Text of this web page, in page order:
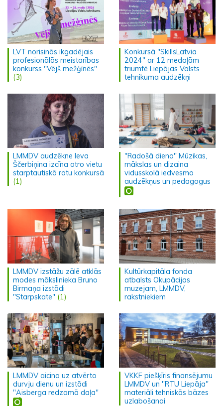
LVT norisinās ikgadējais
profesionālās meistarības
konkurss "Vējš mežģīnēs"
(3)
Konkursā "SkillsLatvia
2024" ar 12 medaļām
triumfē Liepājas Valsts
tehnikuma audzēkņi
LMMDV audzēkne Ieva
Ščerbiņina izcīna otro vietu
starptautiskā rotu konkursā
(1)
"Radošā diena" Mūzikas,
mākslas un dizaina
vidusskolā iedvesmo
audzēkņus un pedagogus
LMMDV izstāžu zālē atklās
modes mākslinieka Bruno
Birmaņa izstādi
"Starpskate" (1)
Kultūrkapitāla fonda
atbalsts Okupācijas
muzejam, LMMDV,
rakstniekiem
LMMDV aicina uz atvērto
durvju dienu un izstādi
"Aisberga redzamā daļa"
VKKF piešķīris finansējumu
LMMDV un "RTU Liepāja"
materiāli tehniskās bāzes
uzlabošanai